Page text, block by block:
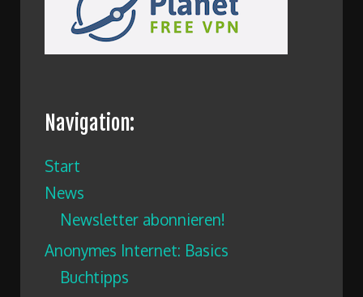
Navigation:
Start
News
Newsletter abonnieren!
Anonymes Internet: Basics
Buchtipps